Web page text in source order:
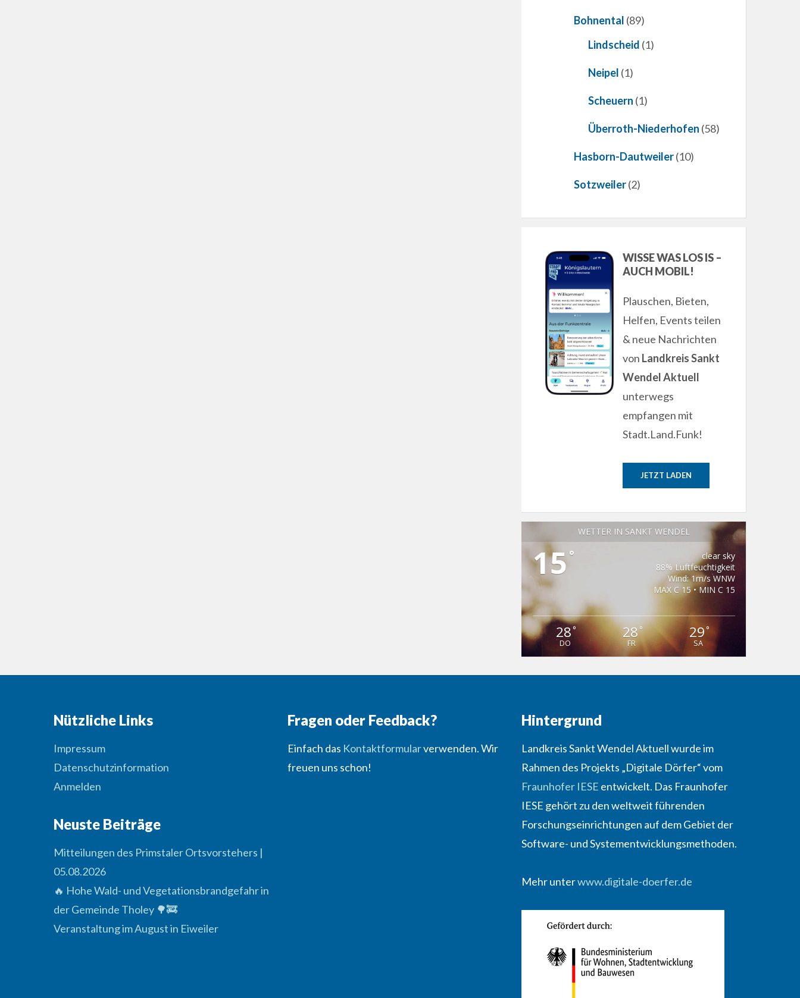
Bohnental (89)
Lindscheid (1)
Neipel (1)
Scheuern (1)
Überroth-Niederhofen (58)
Hasborn-Dautweiler(10)
Sotzweiler(2)
WISSE WAS LOS IS –
AUCH MOBIL!
Plauschen, Bieten,
Helfen, Events teilen
& neue Nachrichten
von Landkreis Sankt
Wendel Aktuell
unterwegs
empfangen mit
Stadt.Land.Funk!
JETZT LADEN
WETTER IN SANKT WENDEL
15 °
clear sky
88% Luftfeuchtigkeit
Wind: 1m/s WNW
MAX C 15 • MIN C 15
28°
DO
28°
FR
29°
SA
Nützliche Links
Impressum
Datenschutzinformation
Anmelden
Neuste Beiträge
Mitteilungen des Primstaler Ortsvorstehers |
05.08.2026
🔥 Hohe Wald- und Vegetationsbrandgefahr in
der Gemeinde Tholey 🌳🚒
Veranstaltung im August in Eiweiler
Fragen oder Feedback?
Einfach das Kontaktformularverwenden. Wir
freuen uns schon!
Hintergrund
Landkreis Sankt Wendel Aktuell wurde im
Rahmen des Projekts „Digitale Dörfer“ vom
Fraunhofer IESE entwickelt. Das Fraunhofer
IESE gehört zu den weltweit führenden
Forschungseinrichtungen auf dem Gebiet der
Software- und Systementwicklungsmethoden.
Mehr unterwww.digitale-doerfer.de